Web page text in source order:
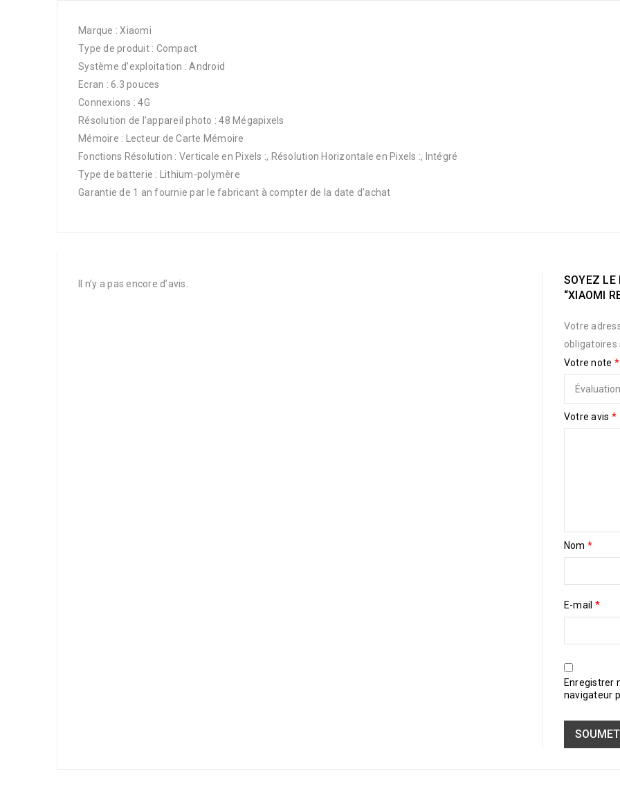
Marque : Xiaomi
Type de produit : Compact
Système d’exploitation : Android
Ecran : 6.3 pouces
Connexions : 4G
Résolution de l’appareil photo : 48 Mégapixels
Mémoire : Lecteur de Carte Mémoire
Fonctions Résolution : Verticale en Pixels :, Résolution Horizontale en Pixels :, Intégré
Type de batterie : Lithium-polymère
Garantie de 1 an fournie par le fabricant à compter de la date d’achat
Il n’y a pas encore d’avis.
SOYEZ LE
“XIAOMI
Votre
obligatoires
Votre note *
Votre avis *
Nom *
E-mail *
Enregistrer
navigateur